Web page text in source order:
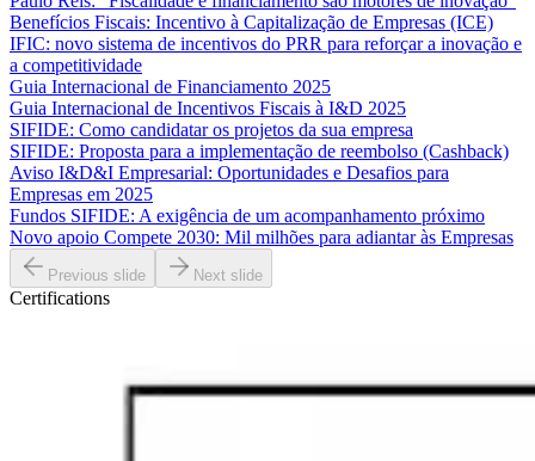
Benefícios Fiscais: Incentivo à Capitalização de Empresas (ICE)
IFIC: novo sistema de incentivos do PRR para reforçar a inovação e
a competitividade
Guia Internacional de Financiamento 2025
Guia Internacional de Incentivos Fiscais à I&D 2025
SIFIDE: Como candidatar os projetos da sua empresa
SIFIDE: Proposta para a implementação de reembolso (Cashback)
Aviso I&D&I Empresarial: Oportunidades e Desafios para
Empresas em 2025
Fundos SIFIDE: A exigência de um acompanhamento próximo
Novo apoio Compete 2030: Mil milhões para adiantar às Empresas
Previous slide Next slide
Certifications